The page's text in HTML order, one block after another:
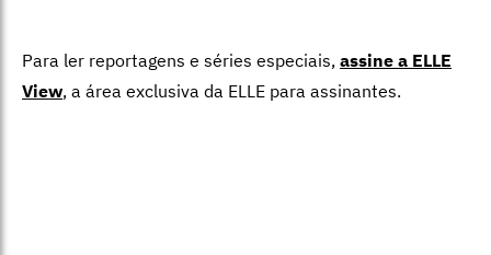
Para ler reportagens e séries especiais, assine a ELLE
View, a área exclusiva da ELLE para assinantes.